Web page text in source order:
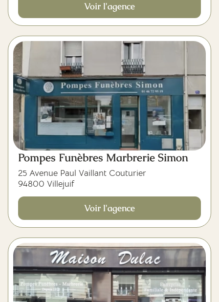
Voir l'agence
Pompes Funèbres Marbrerie Simon
25 Avenue Paul Vaillant Couturier
94800 Villejuif
Voir l'agence